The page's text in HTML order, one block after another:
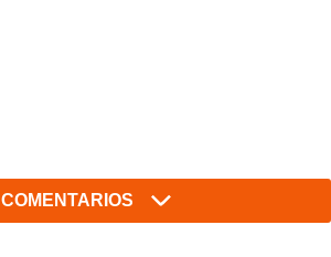
COMENTARIOS